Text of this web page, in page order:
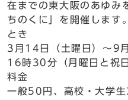
在までの東大阪のあゆみ
ちのくに」を開催します。
とき
3月14日（土曜日）～9
16時30分（月曜日と祝
料金
一般50円、高校・大学